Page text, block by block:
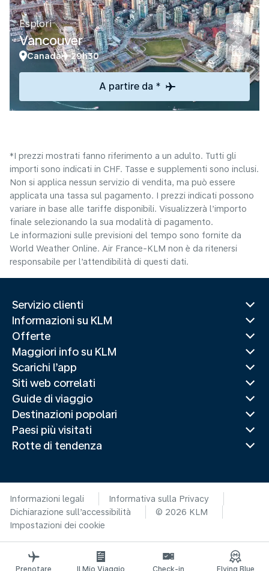
Esplori
Vancouver
Canada 29h30
A partire da *
*I prezzi mostrati fanno riferimento a un adulto. Tutti gli
importi sono indicati in CHF. Tasse e supplementi sono inclusi.
Non si applica nessun servizio di vendita, ma può essere
applicata una tassa sul pagamento. I prezzi indicati possono
variare in base alle tariffe disponibili. Visualizzerà l’importo
finale selezionando la sua modalità di pagamento.
Le informazioni sulle previsioni del tempo sono fornite da
World Weather Online. Air France-KLM non è da ritenersi
responsabile per l’attendibilità di questi dati.
Servizio clienti
Informazioni su KLM
Offerte
Maggiori info su KLM
Scarichi l’app
Siti web correlati
Guide di viaggio
Destinazioni popolari
Paesi più visitati
Rotte di tendenza
Informazioni legali
Informativa sulla Privacy
Dichiarazione sull’accessibilità
© 2026 KLM
Impostazioni dei cookie
Prenotare Il Mio Viaggio Check-in Flying Blue